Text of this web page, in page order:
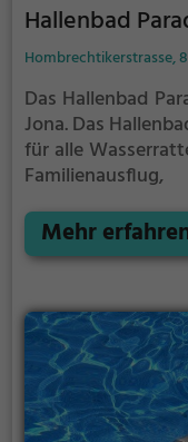
Hallenbad
Hombrechtikerstrasse,
Das Hallenbad
Jona.Das
für alle
Lenggis kommt
Mehr